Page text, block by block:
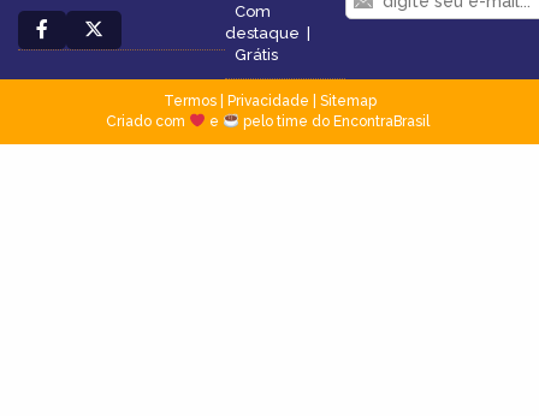
Com
destaque |
Grátis
Termos| Privacidade
Sitemap
Criado com
e pelo time do EncontraBrasil